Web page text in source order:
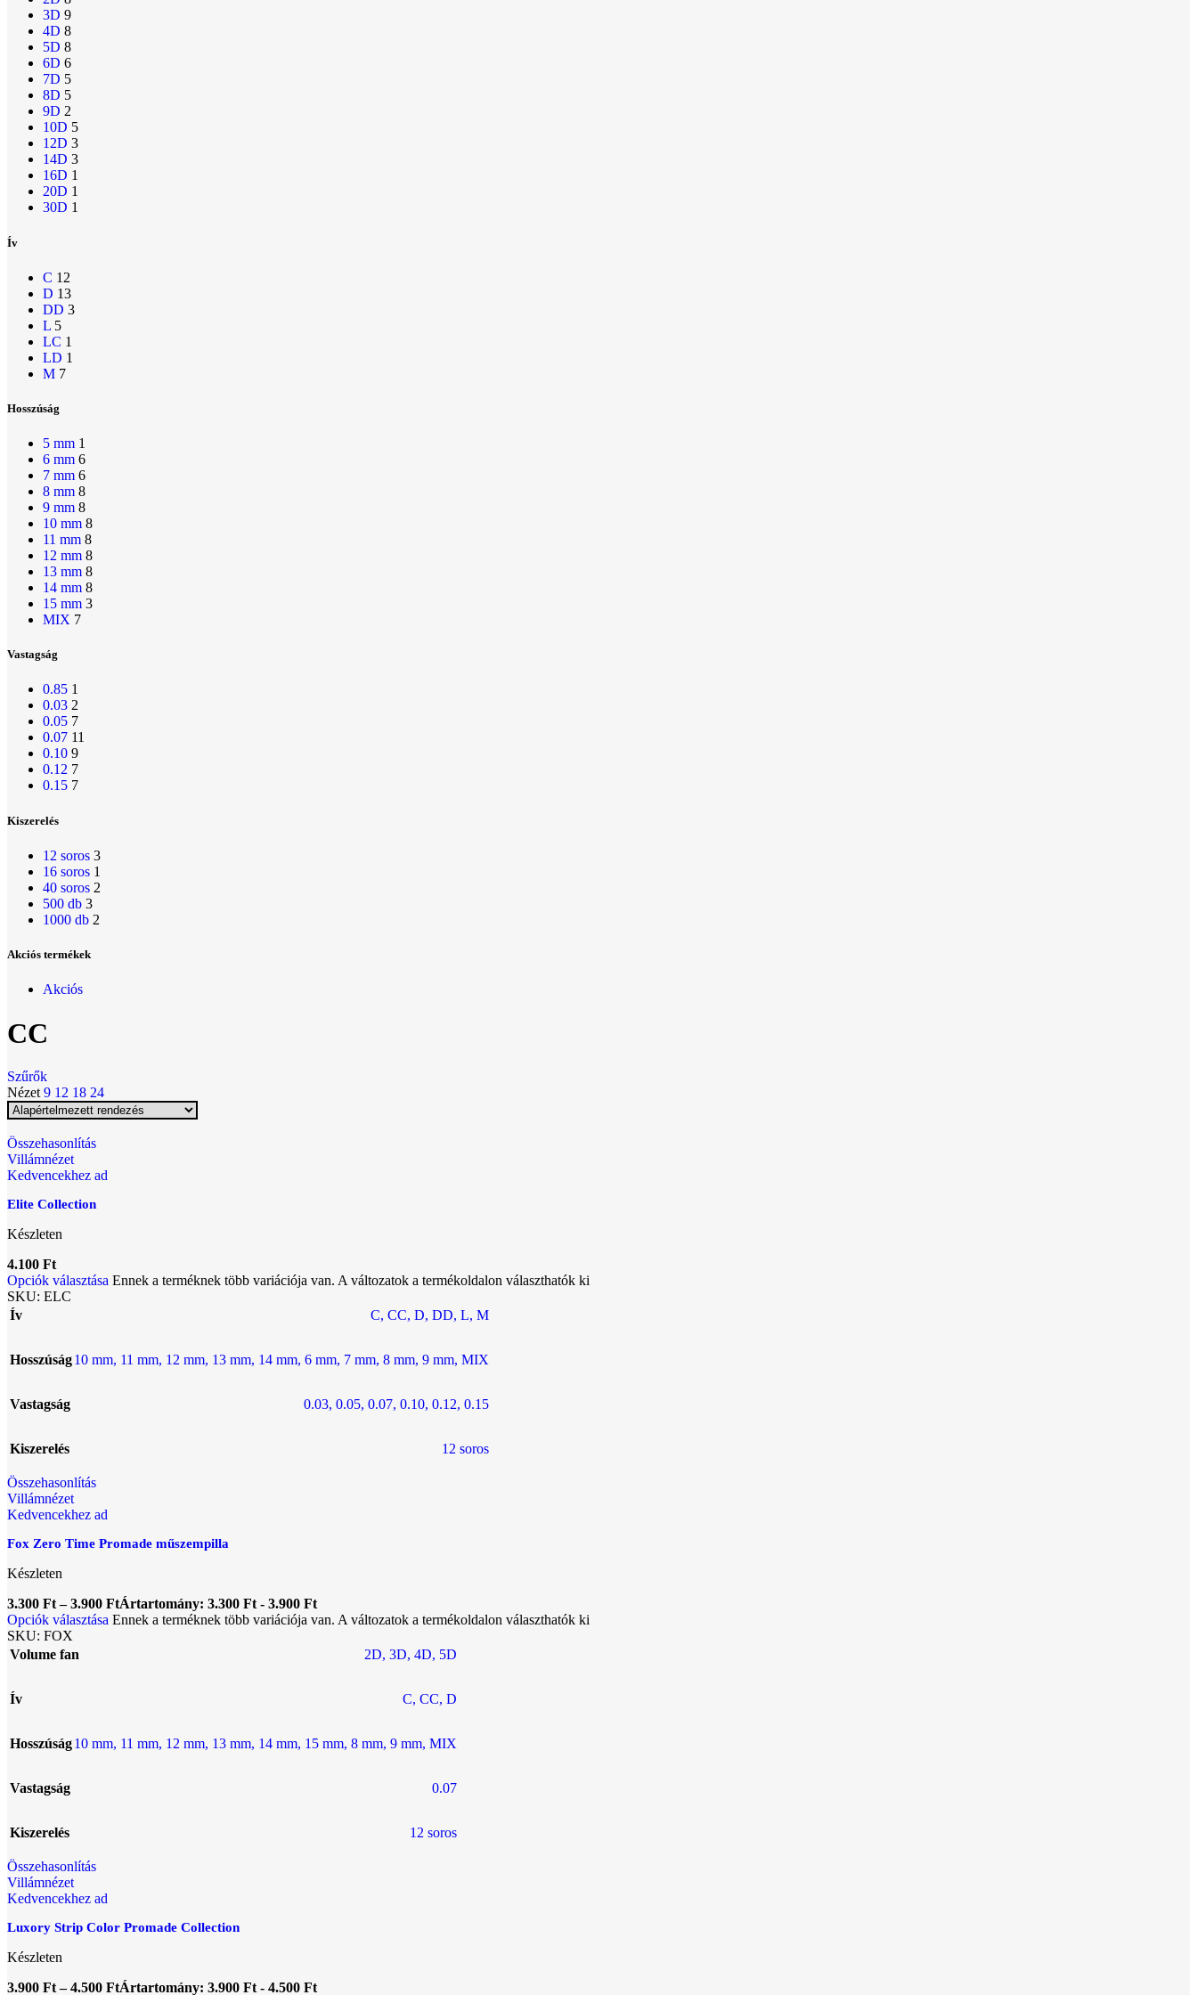
3D 9
4D 8
5D 8
6D 6
7D 5
8D 5
9D 2
10D 5
12D 3
14D 3
16D 1
20D 1
30D 1
Ív
C 12
D 13
DD 3
L 5
LC 1
LD 1
M 7
Hosszúság
5 mm 1
6 mm 6
7 mm 6
8 mm 8
9 mm 8
10 mm 8
11 mm 8
12 mm 8
13 mm 8
14 mm 8
15 mm 3
MIX 7
Vastagság
0.85 1
0.03 2
0.05 7
0.07 11
0.10 9
0.12 7
0.15 7
Kiszerelés
12 soros 3
16 soros 1
40 soros 2
500 db 3
1000 db 2
Akciós termékek
Akciós
CC
Szűrők
Nézet 9 12 18 24
Összehasonlítás
Villámnézet
Kedvencekhez ad
Elite Collection
Készleten
4.100 Ft
Opciók választása Ennek a terméknek több variációja van. A változatok a termékoldalon választhatók ki
SKU: ELC
Ív
C, CC, D, DD, L, M
Hosszúság10 mm, 11 mm, 12 mm, 13 mm, 14 mm, 6 mm, 7 mm, 8 mm, 9 mm, MIX
Vastagság 0.03, 0.05, 0.07, 0.10, 0.12, 0.15
Kiszerelés 12 soros
Összehasonlítás
Villámnézet
Kedvencekhez ad
Fox Zero Time Promade műszempilla
Készleten
3.300 Ft – 3.900 FtÁrtartomány: 3.300 Ft - 3.900 Ft
Opciók választása Ennek a terméknek több variációja van. A változatok a termékoldalon választhatók ki
SKU: FOX
Volume fan
2D, 3D, 4D, 5D
Ív C, CC, D
Hosszúság10 mm, 11 mm, 12 mm, 13 mm, 14 mm, 15 mm, 8 mm, 9 mm, MIX
Vastagság 0.07
Kiszerelés 12 soros
Összehasonlítás
Villámnézet
Kedvencekhez ad
Luxory Strip Color Promade Collection
Készleten
3.900 Ft – 4.500 FtÁrtartomány: 3.900 Ft - 4.500 Ft